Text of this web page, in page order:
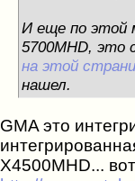
И еще по этой
5700MHD, это
на этой
нашел.
GMA это
Х4500MHD...